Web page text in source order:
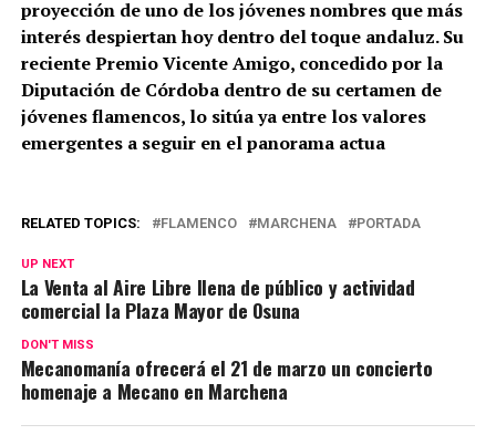
proyección de uno de los jóvenes nombres que más
interés despiertan hoy dentro del toque andaluz. Su
reciente Premio Vicente Amigo, concedido por la
Diputación de Córdoba dentro de su certamen de
jóvenes flamencos, lo sitúa ya entre los valores
emergentes a seguir en el panorama actua
RELATED TOPICS: FLAMENCO MARCHENA PORTADA
UP NEXT
La Venta al Aire Libre llena de público y actividad
comercial la Plaza Mayor de Osuna
DON'T MISS
Mecanomanía ofrecerá el 21 de marzo un concierto
homenaje a Mecano en Marchena